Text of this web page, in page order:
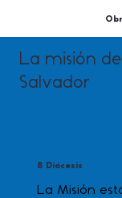
La misión
Salvador
La Misión
8 Diócesis